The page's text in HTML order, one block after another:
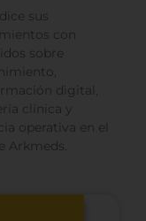
sus
con
sobre
digital,
clínica y
operativa en el
Arkmeds.